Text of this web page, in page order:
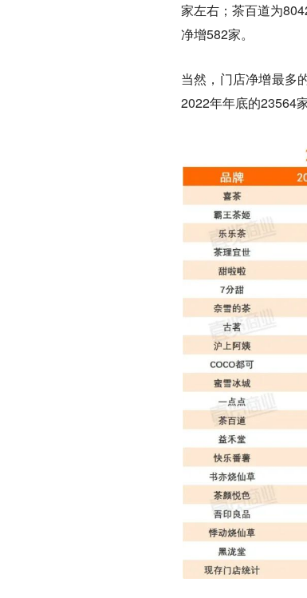
家左右；茶百道为
净增582家。
当然，门店净增最多
2022年年底的23564